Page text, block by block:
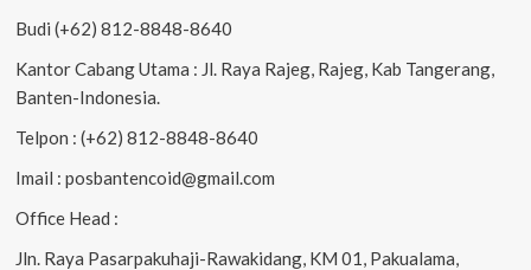
Budi (+62) 812-8848-8640
Kantor Cabang Utama : Jl. Raya Rajeg, Rajeg, Kab Tangerang,
Banten-Indonesia.
Telpon : (+62) 812-8848-8640
Imail : posbantencoid@gmail.com
Office Head :
Jln. Raya Pasarpakuhaji-Rawakidang, KM 01, Pakualama,